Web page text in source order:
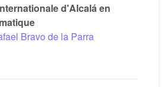
d'Alcalá en
Bravo de la Parra